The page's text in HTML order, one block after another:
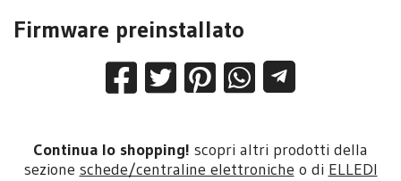
Firmware preinstallato
Continua lo shopping! scopri altri prodotti della
sezione schede/centraline elettroniche o di ELLEDI